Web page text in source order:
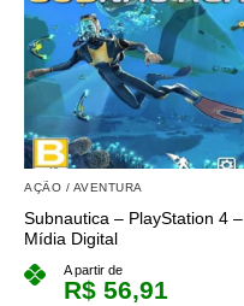
variantes.
As
opções
podem
escolhidas
do
AÇÃO / AVENTURA
Subnautica – PlayStation 4 –
Mídia Digital
A partir de
R$ 56,91